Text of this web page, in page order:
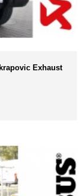
Exhaust